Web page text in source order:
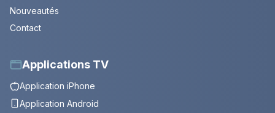
Nouveautés
Contact
Applications TV
Application iPhone
Application Android